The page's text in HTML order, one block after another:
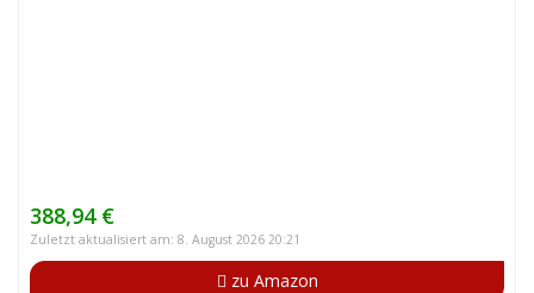
388,94 €
Zuletzt aktualisiert am: 8. August 2026 20:21
zu Amazon